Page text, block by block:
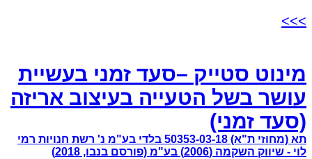
>>>
מינוט סטייק –סעד זמני בעשיית
עושר בשל הטעייה בעיצוב אריזה
(סעד זמני)
תא (מחוזי ת"א) 50353-03-18 בלדי בע"מ נ' רשת חנויות רמי
לוי - שיווק השקמה (2006) בע"מ (פורסם בנבו, 2018)